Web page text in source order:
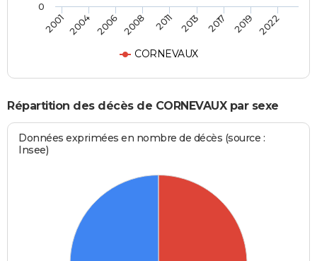
CORNEVAUX
2001 2004 2006 2008 2011 2013 2017 2019 2022
0
Répartition des décès de CORNEVAUX par sexe
Données exprimées en nombre de décès (source :
Insee)